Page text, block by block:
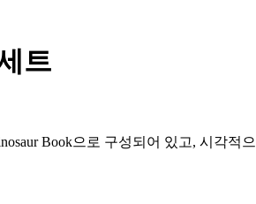
트
Book으로 구성되어 있고, 시각